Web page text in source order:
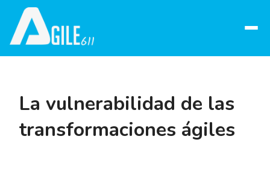
Abrir
La vulnerabilidad de las
transformaciones ágiles